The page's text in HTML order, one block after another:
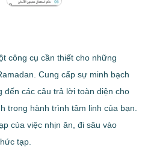
công cụ cần thiết cho những
Cung cấp sự minh bạch
đến các câu trả lời toàn diện cho
trong hành trình tâm linh của bạn.
của việc nhịn ăn, đi sâu vào
tạp.